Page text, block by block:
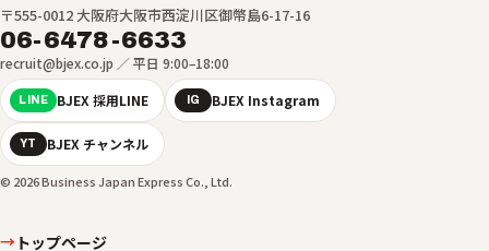
〒555-0012 大阪府大阪市西淀川区御幣島6-17-16
06-6478-6633
recruit@bjex.co.jp ／ 平日 9:00–18:00
LINE BJEX 採用LINE IG BJEX Instagram
YT BJEX チャンネル
© 2026 Business Japan Express Co., Ltd.
→ トップページ